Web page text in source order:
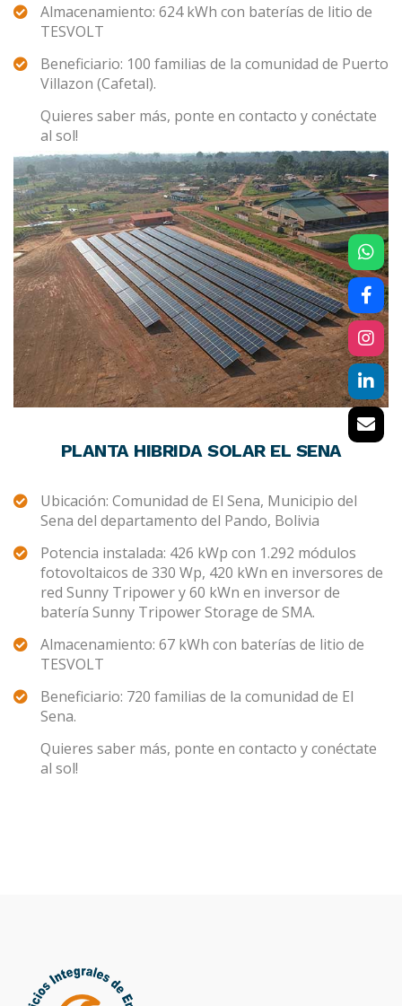
Almacenamiento: 624 kWh con baterías de litio de
TESVOLT
Beneficiario: 100 familias de la comunidad de Puerto
Villazon (Cafetal).
Quieres saber más, ponte en contacto y conéctate
al sol!
PLANTA HIBRIDA SOLAR EL SENA
Ubicación: Comunidad de El Sena, Municipio del
Sena del departamento del Pando, Bolivia
Potencia instalada: 426 kWp con 1.292 módulos
fotovoltaicos de 330 Wp, 420 kWn en inversores de
red Sunny Tripower y 60 kWn en inversor de
batería Sunny Tripower Storage de SMA.
Almacenamiento: 67 kWh con baterías de litio de
TESVOLT
Beneficiario: 720 familias de la comunidad de El
Sena.
Quieres saber más, ponte en contacto y conéctate
al sol!